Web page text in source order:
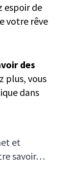
espoir de
votre rêve
des
plus, vous
dans
et
savoir…